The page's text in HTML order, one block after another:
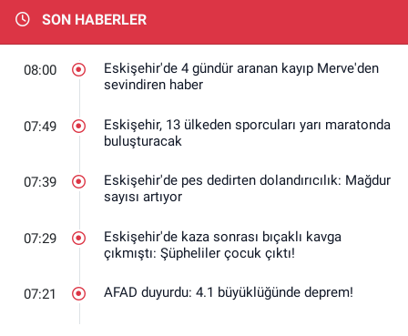
SON HABERLER
08:00
Eskişehir'de 4 gündür aranan kayıp Merve'den
sevindiren haber
07:49
Eskişehir, 13 ülkeden sporcuları yarı maratonda
buluşturacak
07:39
Eskişehir'de pes dedirten dolandırıcılık: Mağdur
sayısı artıyor
07:29
Eskişehir'de kaza sonrası bıçaklı kavga
çıkmıştı: Şüpheliler çocuk çıktı!
07:21 AFAD duyurdu: 4.1 büyüklüğünde deprem!